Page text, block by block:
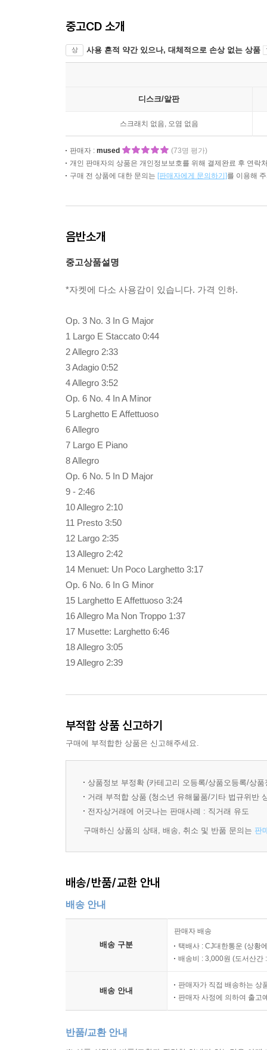
중고CD 소개
상 사용 흔적 약간 있으나, 대체적으로 손상 없는 상품
디스크/알판
스크래치 없음, 오염 없음
판매자 : mused
(73명 평가)
개인 판매자의 상품은 개인정보보호를 위해 결제완료 후 연락
구매 전 상품에 대한 문의는 [판매자에게 문의하기]를 이용해
음반소개
중고상품설명
*자켓에 다소 사용감이 있습니다. 가격 인하.
Op. 3 No. 3 In G Major
1 Largo E Staccato 0:44
2 Allegro 2:33
3 Adagio 0:52
4 Allegro 3:52
Op. 6 No. 4 In A Minor
5 Larghetto E Affettuoso
6 Allegro
7 Largo E Piano
8 Allegro
Op. 6 No. 5 In D Major
9 - 2:46
10 Allegro 2:10
11 Presto 3:50
12 Largo 2:35
13 Allegro 2:42
14 Menuet: Un Poco Larghetto 3:17
Op. 6 No. 6 In G Minor
15 Larghetto E Affettuoso 3:24
16 Allegro Ma Non Troppo 1:37
17 Musette: Larghetto 6:46
18 Allegro 3:05
19 Allegro 2:39
부적합 상품 신고하기
구매에 부적합한 상품은 신고해주세요.
상품정보 부정확 (카테고리 오등록/상품오등록/상
거래 부적합 상품 (청소년 유해물품/기타 법규위반
전자상거래에 어긋나는 판매사례 : 직거래 유도
구매하신 상품의 상태, 배송, 취소 및 반품 문의는 판
배송/반품/교환 안내
배송 안내
배송 구분
판매자 배송
택배사 : CJ대한통운 (상황
배송비 : 3,000원 (도서산간
배송 안내
판매자가 직접 배송하는 상
판매자 사정에 의하여 출고
반품/교환 안내